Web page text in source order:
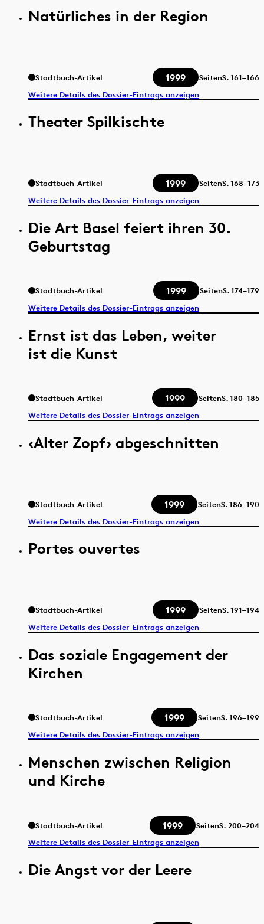
Natürliches in der Region
Stadtbuch-Artikel 1999 SeitenS.161–166
Weitere Details des Dossier-Eintrags anzeigen
Theater Spilkischte
Stadtbuch-Artikel 1999 SeitenS.168–173
Weitere Details des Dossier-Eintrags anzeigen
Die Art Basel feiert ihren 30.
Geburtstag
Stadtbuch-Artikel 1999 SeitenS.174–179
Weitere Details des Dossier-Eintrags anzeigen
Ernst ist das Leben, weiter
ist die Kunst
Stadtbuch-Artikel 1999 SeitenS.180–185
Weitere Details des Dossier-Eintrags anzeigen
‹Alter Zopf› abgeschnitten
Stadtbuch-Artikel 1999 SeitenS.186–190
Weitere Details des Dossier-Eintrags anzeigen
Portes ouvertes
Stadtbuch-Artikel 1999 SeitenS.191–194
Weitere Details des Dossier-Eintrags anzeigen
Das soziale Engagement der
Kirchen
Stadtbuch-Artikel 1999 SeitenS.196–199
Weitere Details des Dossier-Eintrags anzeigen
Menschen zwischen Religion
und Kirche
Stadtbuch-Artikel 1999 SeitenS. 200–204
Weitere Details des Dossier-Eintrags anzeigen
Die Angst vor der Leere